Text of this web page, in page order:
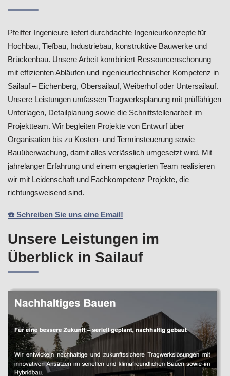
Pfeiffer Ingenieure liefert durchdachte Ingenieurkonzepte für
Hochbau, Tiefbau, Industriebau, konstruktive Bauwerke und
Brückenbau. Unsere Arbeit kombiniert Ressourcenschonung
mit effizienten Abläufen und ingenieurtechnischer Kompetenz in
Sailauf – Eichenberg, Obersailauf, Weiberhof oder Untersailauf.
Unsere Leistungen umfassen Tragwerksplanung mit prüffähigen
Unterlagen, Detailplanung sowie die Schnittstellenarbeit im
Projektteam. Wir begleiten Projekte von Entwurf über
Organisation bis zu Kosten- und Terminsteuerung sowie
Bauüberwachung, damit alles verlässlich umgesetzt wird. Mit
jahrelanger Erfahrung und einem engagierten Team realisieren
wir mit Leidenschaft und Fachkompetenz Projekte, die
richtungsweisend sind.
☎️ Schreiben Sie uns eine Email!
Unsere Leistungen im
Überblick in Sailauf